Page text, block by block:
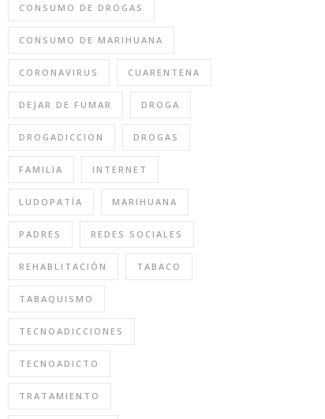
CONSUMO DE DROGAS
CONSUMO DE MARIHUANA
CORONAVIRUS CUARENTENA
DEJAR DE FUMAR DROGA
DROGADICCION DROGAS
FAMILIA INTERNET
LUDOPATÍA MARIHUANA
PADRES REDES SOCIALES
REHABLITACIÓN TABACO
TABAQUISMO
TECNOADICCIONES
TECNOADICTO
TRATAMIENTO